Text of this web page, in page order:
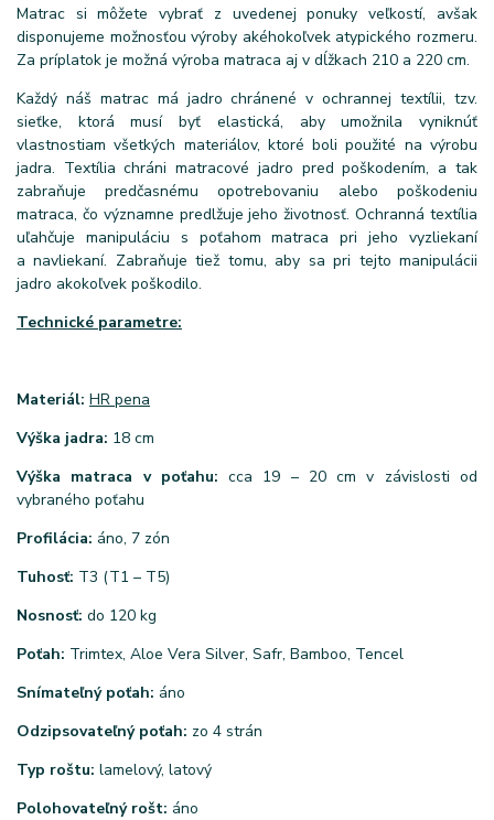
Matrac si môžete vybrať z uvedenej ponuky veľkostí, avšak
disponujeme možnosťou výroby akéhokoľvek atypického rozmeru.
Za príplatok je možná výroba matraca aj v dĺžkach 210 a 220 cm.
Každý náš matrac má jadro chránené v ochrannej textílii, tzv.
sieťke, ktorá musí byť elastická, aby umožnila vyniknúť
vlastnostiam všetkých materiálov, ktoré boli použité na výrobu
jadra. Textília chráni matracové jadro pred poškodením, a tak
zabraňuje predčasnému opotrebovaniu alebo poškodeniu
matraca, čo významne predlžuje jeho životnosť. Ochranná textília
uľahčuje manipuláciu s poťahom matraca pri jeho vyzliekaní
a navliekaní. Zabraňuje tiež tomu, aby sa pri tejto manipulácii
jadro akokoľvek poškodilo.
Technické parametre:
Materiál: HR pena
Výška jadra: 18 cm
Výška matraca v poťahu: cca 19 – 20 cm v závislosti od
vybraného poťahu
Profilácia: áno, 7 zón
Tuhosť: T3 (T1 – T5)
Nosnosť: do 120 kg
Poťah: Trimtex, Aloe Vera Silver, Safr, Bamboo, Tencel
Snímateľný poťah: áno
Odzipsovateľný poťah: zo 4 strán
Typ roštu: lamelový, latový
Polohovateľný rošt: áno